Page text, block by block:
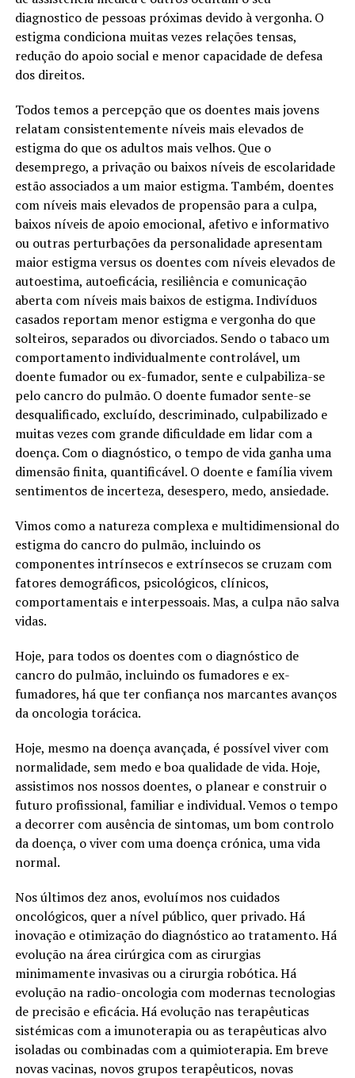
diagnostico de pessoas próximas devido à vergonha. O
estigma condiciona muitas vezes relações tensas,
redução do apoio social e menor capacidade de defesa
dos direitos.
Todos temos a percepção que os doentes mais jovens
relatam consistentemente níveis mais elevados de
estigma do que os adultos mais velhos. Que o
desemprego, a privação ou baixos níveis de escolaridade
estão associados a um maior estigma. Também, doentes
com níveis mais elevados de propensão para a culpa,
baixos níveis de apoio emocional, afetivo e informativo
ou outras perturbações da personalidade apresentam
maior estigma versus os doentes com níveis elevados de
autoestima, autoeficácia, resiliência e comunicação
aberta com níveis mais baixos de estigma. Indivíduos
casados reportam menor estigma e vergonha do que
solteiros, separados ou divorciados. Sendo o tabaco um
comportamento individualmente controlável, um
doente fumador ou ex-fumador, sente e culpabiliza-se
pelo cancro do pulmão. O doente fumador sente-se
desqualificado, excluído, descriminado, culpabilizado e
muitas vezes com grande dificuldade em lidar com a
doença. Com o diagnóstico, o tempo de vida ganha uma
dimensão finita, quantificável. O doente e família vivem
sentimentos de incerteza, desespero, medo, ansiedade.
Vimos como a natureza complexa e multidimensional do
estigma do cancro do pulmão, incluindo os
componentes intrínsecos e extrínsecos se cruzam com
fatores demográficos, psicológicos, clínicos,
comportamentais e interpessoais. Mas, a culpa não salva
vidas.
Hoje, para todos os doentes com o diagnóstico de
cancro do pulmão, incluindo os fumadores e ex-
fumadores, há que ter confiança nos marcantes avanços
da oncologia torácica.
Hoje, mesmo na doença avançada, é possível viver com
normalidade, sem medo e boa qualidade de vida. Hoje,
assistimos nos nossos doentes, o planear e construir o
futuro profissional, familiar e individual. Vemos o tempo
a decorrer com ausência de sintomas, um bom controlo
da doença, o viver com uma doença crónica, uma vida
normal.
Nos últimos dez anos, evoluímos nos cuidados
oncológicos, quer a nível público, quer privado. Há
inovação e otimização do diagnóstico ao tratamento. Há
evolução na área cirúrgica com as cirurgias
minimamente invasivas ou a cirurgia robótica. Há
evolução na radio-oncologia com modernas tecnologias
de precisão e eficácia. Há evolução nas terapêuticas
sistémicas com a imunoterapia ou as terapêuticas alvo
isoladas ou combinadas com a quimioterapia. Em breve
novas vacinas, novos grupos terapêuticos, novas